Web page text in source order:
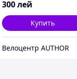
300лей
Купить
Велоцентр AUTHOR